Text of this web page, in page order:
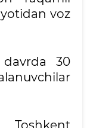
voz
30